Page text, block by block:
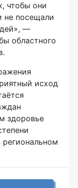
чтобы они
не посещали
—
областного
исход
здоровье